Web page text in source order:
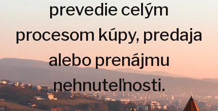
prevedie celým
procesom kúpy, predaja
alebo prenájmu
nehnuteľnosti.